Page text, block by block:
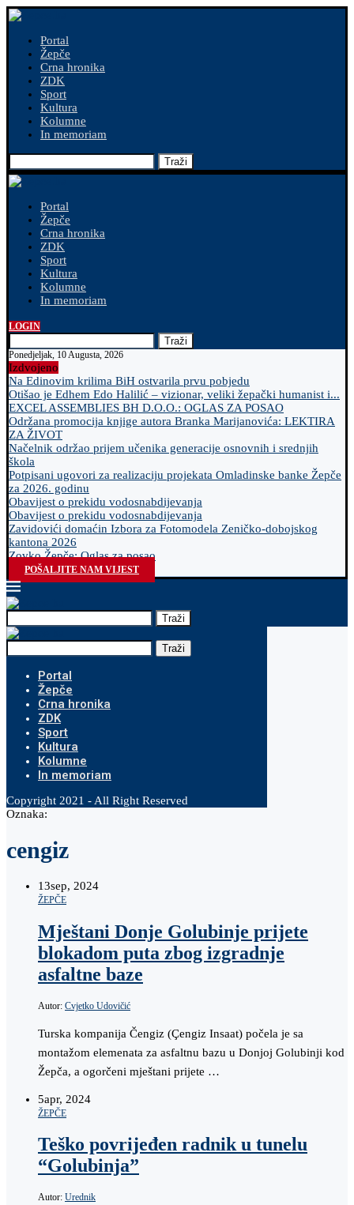
Portal
Žepče
Crna hronika
ZDK
Sport
Kultura
Kolumne
In memoriam
Traži
Portal
Žepče
Crna hronika
ZDK
Sport
Kultura
Kolumne
In memoriam
LOGIN
Traži
Ponedjeljak, 10 Augusta, 2026
Izdvojeno
Na Edinovim krilima BiH ostvarila prvu pobjedu
Otišao je Edhem Edo Halilić – vizionar, veliki žepački humanist i...
EXCEL ASSEMBLIES BH D.O.O.: OGLAS ZA POSAO
Održana promocija knjige autora Branka Marijanovića: LEKTIRA
ZA ŽIVOT
Načelnik održao prijem učenika generacije osnovnih i srednjih
škola
Potpisani ugovori za realizaciju projekata Omladinske banke Žepče
za 2026. godinu
Obavijest o prekidu vodosnabdijevanja
Obavijest o prekidu vodosnabdijevanja
Zavidovići domaćin Izbora za Fotomodela Zeničko-dobojskog
kantona 2026
Zovko Žepče: Oglas za posao
POŠALJITE NAM VIJEST
Traži
Traži
Portal
Žepče
Crna hronika
ZDK
Sport
Kultura
Kolumne
In memoriam
Copyright 2021 - All Right Reserved
Oznaka:
cengiz
13sep, 2024
ŽEPČE
Mještani Donje Golubinje prijete
blokadom puta zbog izgradnje
asfaltne baze
Autor: Cvjetko Udovičić
Turska kompanija Čengiz (Çengiz Insaat) počela je sa
montažom elemenata za asfaltnu bazu u Donjoj Golubinji kod
Žepča, a ogorčeni mještani prijete …
5apr, 2024
ŽEPČE
Teško povrijeđen radnik u tunelu
“Golubinja”
Autor: Urednik